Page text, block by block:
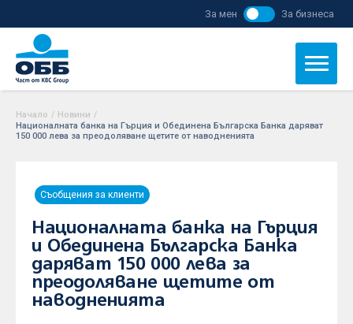
За мен За бизнеса
Начало / Новини /
Националната банка на Гърция и Обединена Българска Банка даряват
150 000 лева за преодоляване щетите от наводненията
Съобщения за клиенти
Националната банка на Гърция
и Обединена Българска Банка
даряват 150 000 лева за
преодоляване щетите от
наводненията